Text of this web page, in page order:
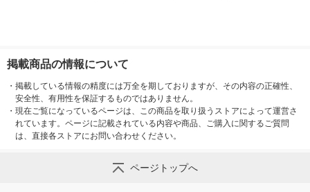
掲載商品の情報について
・ 掲載している情報の精度には万全を期しておりますが、その内容の正確性、
安全性、有用性を保証するものではありません。
・ 現在ご覧になっているページは、この商品を取り扱うストアによって運営さ
れています。ページに記載されている内容や商品、ご購入に関するご質問
は、直接各ストアにお問い合わせください。
ページトップへ